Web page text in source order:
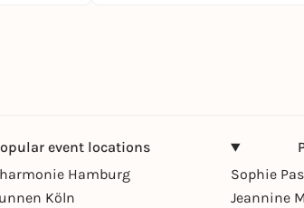
event locations
Hamburg
Köln
Sophie
Jeannine